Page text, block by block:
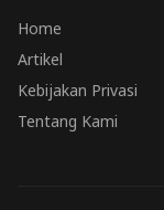
Home
Artikel
Kebijakan Privasi
Tentang Kami